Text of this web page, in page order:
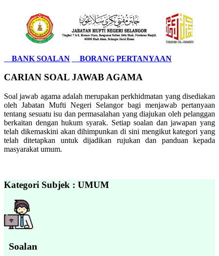
BANK SOALAN BORANG PERTANYAAN
CARIAN SOAL JAWAB AGAMA
Soal jawab agama adalah merupakan perkhidmatan yang disediakan
oleh Jabatan Mufti Negeri Selangor bagi menjawab pertanyaan
tentang sesuatu isu dan permasalahan yang diajukan oleh pelanggan
berkaitan dengan hukum syarak. Setiap soalan dan jawapan yang
telah dikemaskini akan dihimpunkan di sini mengikut kategori yang
telah ditetapkan untuk dijadikan rujukan dan panduan kepada
masyarakat umum.
Kategori Subjek : UMUM
Soalan